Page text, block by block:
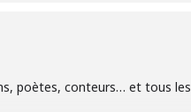
poètes, conteurs… et tous les